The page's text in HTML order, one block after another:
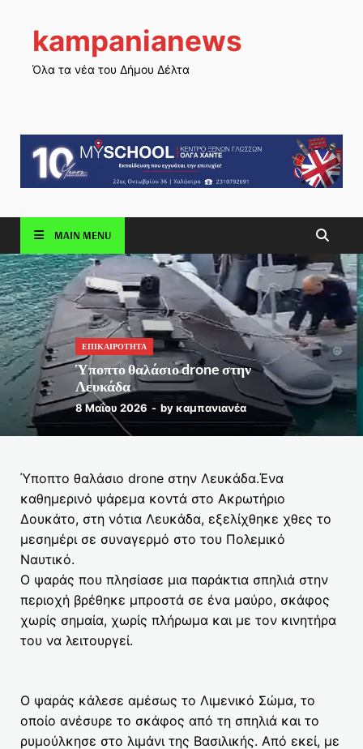
kampanianews
Όλα τα νέα του Δήμου Δέλτα
MAIN MENU
ΕΠΙΚΑΙΡΟΤΗΤΑ
Ύποπτο θαλάσιο drone στην
Λευκάδα
8 Μαΐου 2026 - by καμπανιανέα
Ύποπτο θαλάσιο drone στην Λευκάδα.Ένα
καθημερινό ψάρεμα κοντά στο Ακρωτήριο
Δουκάτο, στη νότια Λευκάδα, εξελίχθηκε χθες το
μεσημέρι σε συναγερμό στο του Πολεμικό
Ναυτικό.
Ο ψαράς που πλησίασε μια παράκτια σπηλιά στην
περιοχή βρέθηκε μπροστά σε ένα μαύρο, σκάφος
χωρίς σημαία, χωρίς πλήρωμα και με τον κινητήρα
του να λειτουργεί.
Ο ψαράς κάλεσε αμέσως το Λιμενικό Σώμα, το
οποίο ανέσυρε το σκάφος από τη σπηλιά και το
ρυμούλκησε στο λιμάνι της Βασιλικής. Από εκεί, με